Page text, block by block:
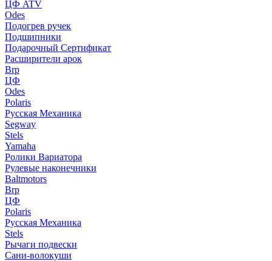
ЦФ ATV
Odes
Подогрев ручек
Подшипники
Подарочный Сертификат
Расширители арок
Brp
ЦФ
Odes
Polaris
Русская Механика
Segway
Stels
Yamaha
Ролики Вариатора
Рулевые наконечники
Baltmotors
Brp
ЦФ
Polaris
Русская Механика
Stels
Рычаги подвески
Сани-волокуши